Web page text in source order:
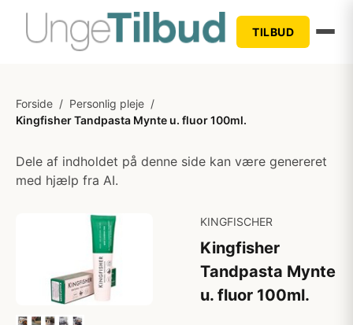
TILBUD
Forside / Personlig pleje /
Kingfisher Tandpasta Mynte u. fluor 100ml.
Dele af indholdet på denne side kan være genereret
med hjælp fra AI.
KINGFISCHER
Kingfisher
Tandpasta Mynte
u. fluor 100ml.